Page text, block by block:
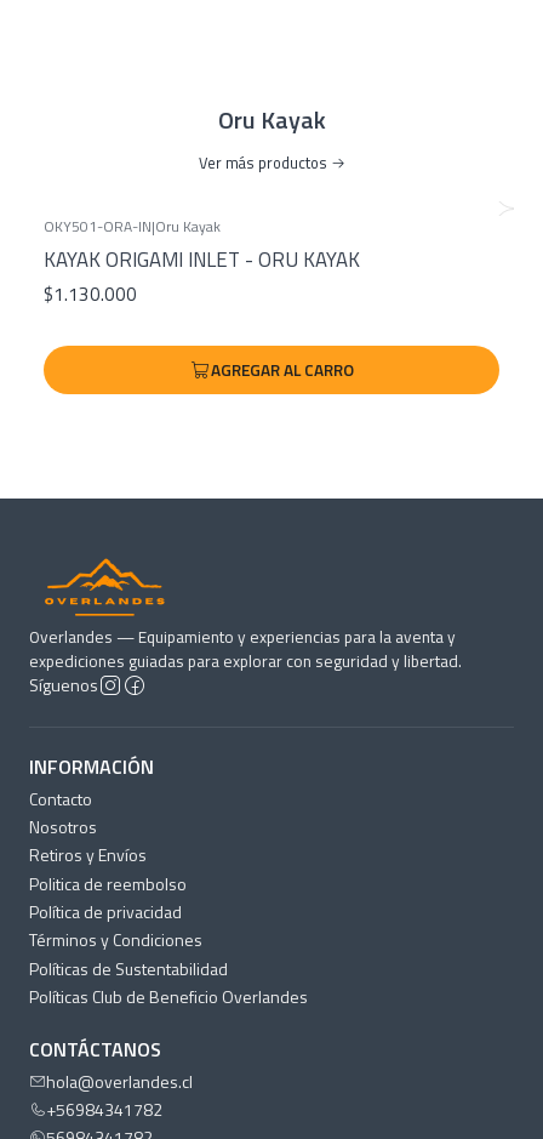
Cabina: 51 x 231 cm
Talla máxima: 198 cm
Tamaño plegado: 86 x 43 x 74 cm
Tamaño embalaje: 89 x 46 x 79 cm
Tiempo armado: 10-15 minutos
Oru Kayak
Ver más productos
OKY501-ORA-IN|Oru Kayak
KAYAK ORIGAMI INLET - ORU KAYAK
$1.130.000
AGREGAR AL CARRO
Overlandes — Equipamiento y experiencias para la aventa y
expediciones guiadas para explorar con seguridad y libertad.
Síguenos
INFORMACIÓN
Contacto
Nosotros
Retiros y Envíos
Politica de reembolso
Política de privacidad
Términos y Condiciones
Políticas de Sustentabilidad
Políticas Club de Beneficio Overlandes
CONTÁCTANOS
hola@overlandes.cl
+56984341782